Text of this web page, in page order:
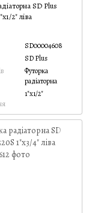
SD Plus
2" ліва
SD00004608
SD Plus
Футорка
радіаторна
1"х1/2"